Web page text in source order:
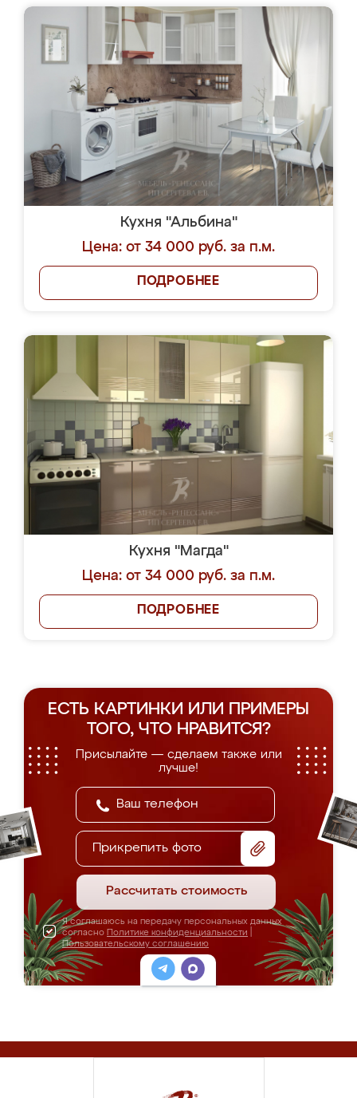
Кухня "Альбина"
Цена: от 34 000 руб. за п.м.
ПОДРОБНЕЕ
Кухня "Магда"
Цена: от 34 000 руб. за п.м.
ПОДРОБНЕЕ
ЕСТЬ КАРТИНКИ ИЛИ ПРИМЕРЫ
ТОГО, ЧТО НРАВИТСЯ?
Присылайте — сделаем также или
лучше!
Прикрепить фото
Рассчитать стоимость
Я соглашаюсь на передачу персональных данных
согласно Политике конфиденциальности
Пользовательскому соглашению